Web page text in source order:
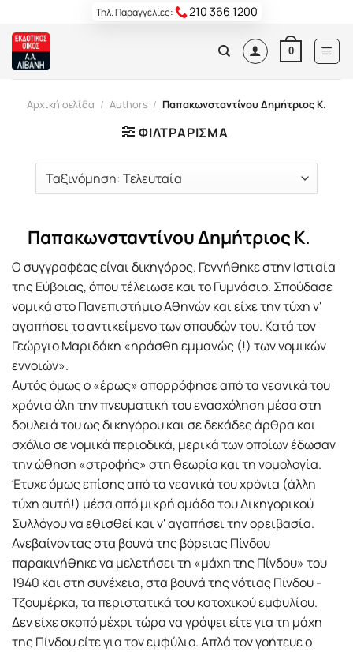
content
Τηλ. Παραγγελίες: 210 366 1200
0
Αρχική σελίδα / Authors / Παπακωνσταντίνου Δημήτριος Κ.
ΦΙΛΤΡΆΡΙΣΜΑ
Παπακωνσταντίνου Δημήτριος Κ.
Ο συγγραφέας είναι δικηγόρος. Γεννήθηκε στην Ιστιαία
της Εύβοιας, όπου τέλειωσε και το Γυμνάσιο. Σπούδασε
νομικά στο Πανεπιστήμιο Αθηνών και είχε την τύχη ν'
αγαπήσει το αντικείμενο των σπουδών του. Κατά τον
Γεώργιο Μαριδάκη «ηράσθη εμμανώς (!) των νομικών
εννοιών».
Αυτός όμως ο «έρως» απορρόφησε από τα νεανικά του
χρόνια όλη την πνευματική του ενασχόληση μέσα στη
δουλειά του ως δικηγόρου και σε δεκάδες άρθρα και
σχόλια σε νομικά περιοδικά, μερικά των οποίων έδωσαν
την ώθηση «στροφής» στη θεωρία και τη νομολογία.
Έτυχε όμως επίσης από τα νεανικά του χρόνια (άλλη
τύχη αυτή!) μέσα από μικρή ομάδα του Δικηγορικού
Συλλόγου να εθισθεί και ν' αγαπήσει την ορειβασία.
Ανεβαίνοντας στα βουνά της βόρειας Πίνδου
παρακινήθηκε να μελετήσει τη «μάχη της Πίνδου» του
1940 και στη συνέχεια, στα βουνά της νότιας Πίνδου -
Τζουμέρκα, τα περιστατικά του κατοχικού εμφυλίου.
Δεν είχε σκοπό μέχρι τώρα να γράψει είτε για τη μάχη
της Πίνδου είτε για τον εμφύλιο. Απλά τον γοήτευε ο